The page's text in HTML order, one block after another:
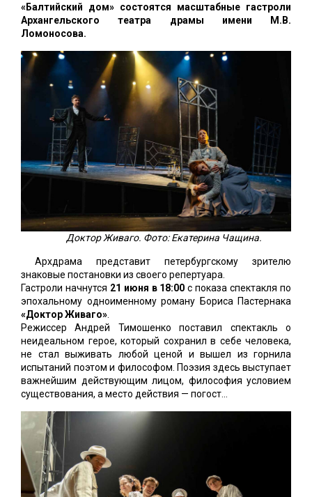
«Балтийский дом» состоятся масштабные гастроли
Архангельского театра драмы имени М.В.
Ломоносова.
Доктор Живаго. Фото: Екатерина Чащина.
Архдрама представит петербургскому зрителю
знаковые постановки из своего репертуара.
Гастроли начнутся 21 июня в 18:00с показа спектакля по
эпохальному одноименному роману Бориса Пастернака
«Доктор Живаго»
Режиссер Андрей Тимошенко поставил спектакль о
неидеальном герое, который сохранил в себе человека,
не стал выживать любой ценой и вышел из горнила
испытаний поэтом и философом. Поэзия здесь выступает
важнейшим действующим лицом, философия условием
существования, а место действия — погост...